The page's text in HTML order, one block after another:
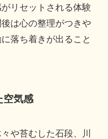
リセットされる体験
は心の整理がつきや
落ち着きが出ること
空気感
や苔むした石段、川